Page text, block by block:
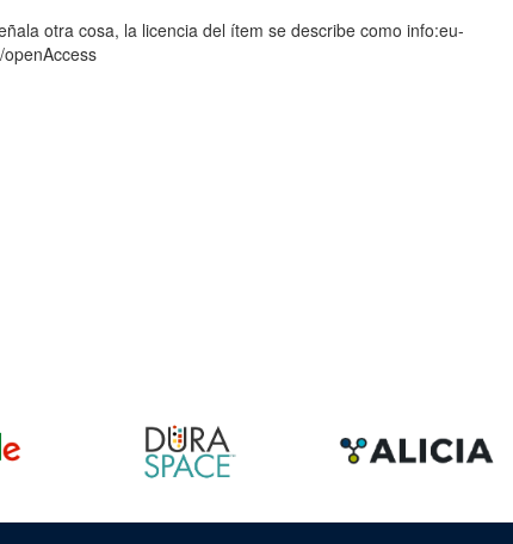
otra cosa, la licencia del ítem se describe como info:eu-